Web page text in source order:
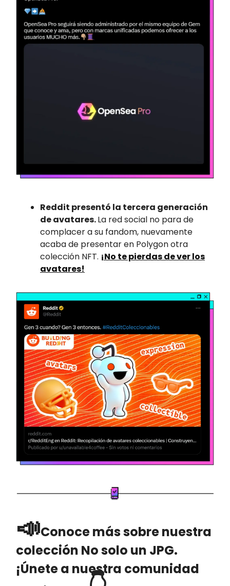
Reddit presentó la tercera generación
de avatares.La red social no para de
complacer a su fandom, nuevamente
acaba de presentar en Polygon otra
colección NFT. ¡No te pierdas de ver los
avatares!
📣Conoce más sobre nuestra
colección No solo un JPG.
¡Únete a nuestra comunidad